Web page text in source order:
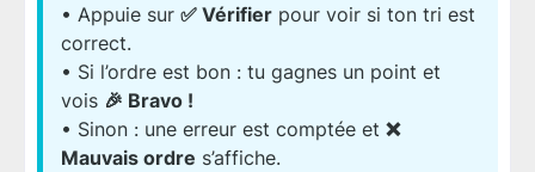
• Appuie sur ✅ Vérifier pour voir si ton tri est
correct.
• Si l’ordre est bon : tu gagnes un point et
vois 🎉 Bravo !
• Sinon : une erreur est comptée et ❌
Mauvais ordre s’affiche.